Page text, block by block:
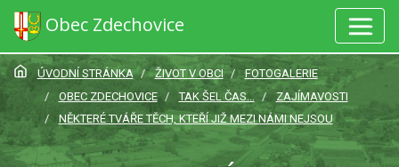
Obec Zdechovice
ÚVODNÍ STRÁNKA ŽIVOT V OBCI
FOTOGALERIE
OBEC ZDECHOVICE
TAK ŠEL ČAS...
ZAJÍMAVOSTI
NĚKTERÉ TVÁŘE TĚCH, KTEŘÍ JIŽ MEZI NÁMI NEJSOU